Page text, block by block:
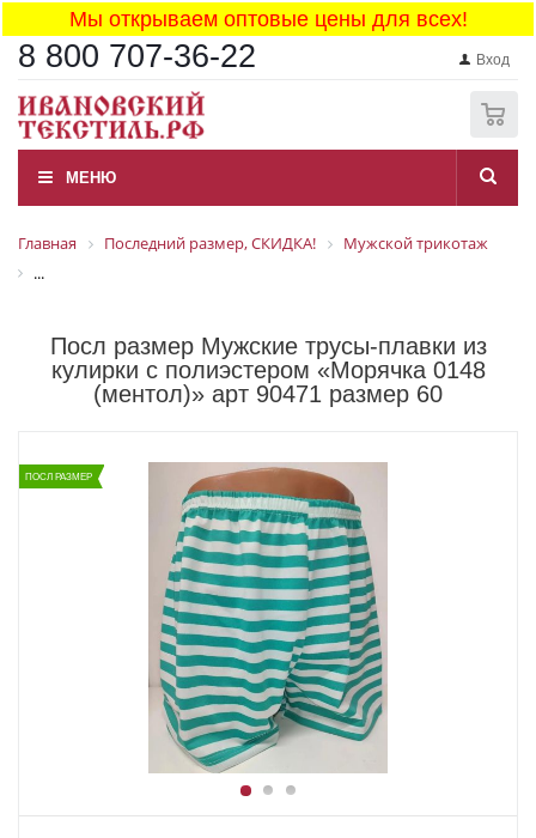
Мы открываем оптовые цены для всех!
8 800 707-36-22 Вход
МЕНЮ
Главная Последний размер, СКИДКА!
Мужской трикотаж
...
Посл размер Мужские трусы-плавки из
кулирки с полиэстером «Морячка 0148
(ментол)» арт 90471 размер 60
ПОСЛ РАЗМЕР